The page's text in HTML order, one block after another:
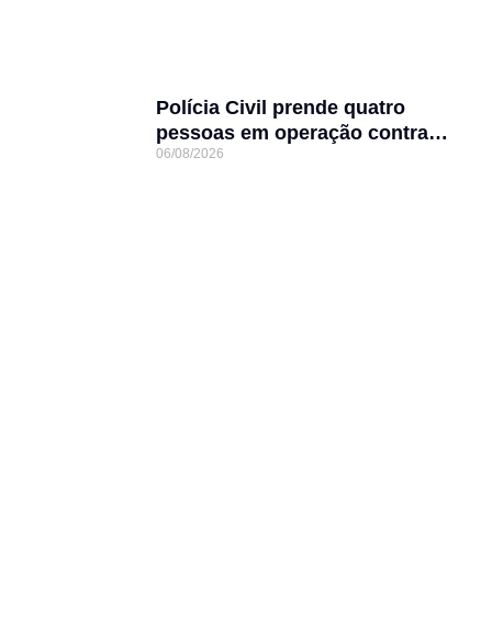
Polícia Civil prende quatro
pessoas em operação contra
tráfico de animais silvestres
06/08/2026